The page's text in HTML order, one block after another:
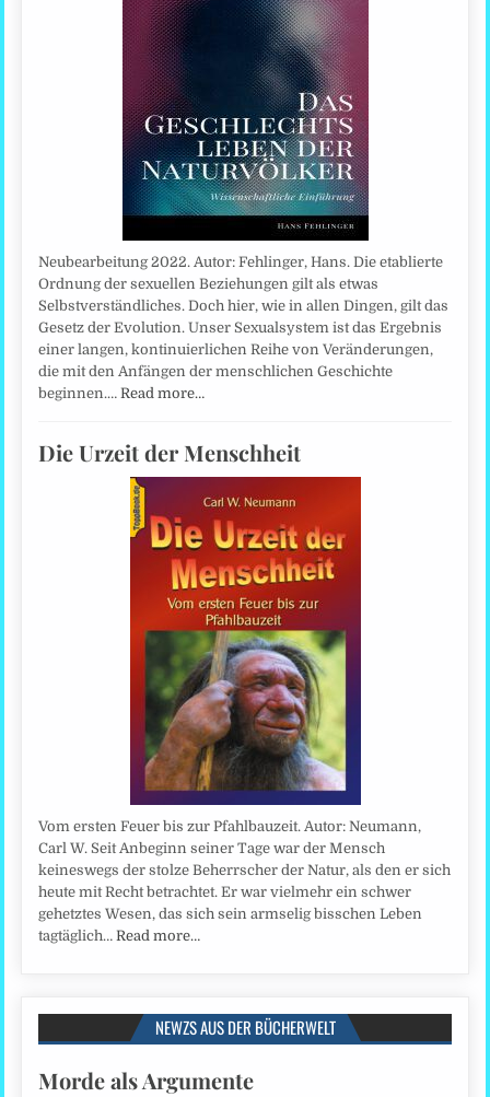
Neubearbeitung 2022. Autor: Fehlinger, Hans. Die etablierte
Ordnung der sexuellen Beziehungen gilt als etwas
Selbstverständliches. Doch hier, wie in allen Dingen, gilt das
Gesetz der Evolution. Unser Sexualsystem ist das Ergebnis
einer langen, kontinuierlichen Reihe von Veränderungen,
die mit den Anfängen der menschlichen Geschichte
beginnen.…Read more…
Die Urzeit der Menschheit
Vom ersten Feuer bis zur Pfahlbauzeit. Autor: Neumann,
Carl W. Seit Anbeginn seiner Tage war der Mensch
keineswegs der stolze Beherrscher der Natur, als den er sich
heute mit Recht betrachtet. Er war vielmehr ein schwer
gehetztes Wesen, das sich sein armselig bisschen Leben
tagtäglich…Read more…
NEWZS AUS DER BÜCHERWELT
Morde als Argumente